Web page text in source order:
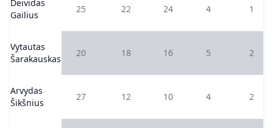
Deividas
Gailius
25 22 24 4 1
Vytautas
Šarakauskas
20 18 16 5 2
Arvydas
Šikšnius
27 12 10 4 2